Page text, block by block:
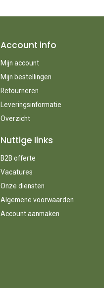
Account info
Mijn account
Mijn bestellingen
Retourneren
Leveringsinformatie
Overzicht
Nuttige links
B2B offerte
Vacatures
Onze diensten
Algemene voorwaarden
Account aanmaken